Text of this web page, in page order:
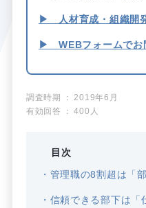
▶ 人材育成・組織開
▶ WEBフォームでお
調査時期
2019年6月
有効回答
400人
目次
管理職の8割超は「
信頼できる部下は「